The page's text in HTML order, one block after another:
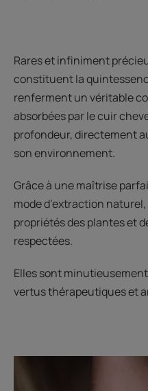
Rares et infiniment
constituent la
renferment un véritable
absorbées par le cuir
profondeur, directement
son environnement.
Grâce à une maîtrise
mode d’extraction
propriétés des plantes et
respectées.
Elles sont
vertus thérapeutiques et